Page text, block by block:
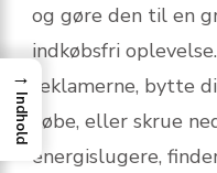
og gøre den til en
indkøbsfri
reklamerne, bytte
købe, eller skrue
energislugere,
→
Indhold